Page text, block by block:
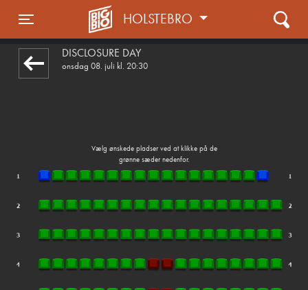
Toggle navigation
HOLSTEBRO
DISCLOSURE DAY
onsdag 08. juli kl. 20:30
Vælg ønskede pladser ved at klikke på de
grønne sæder nedenfor.
front03-cc 023723